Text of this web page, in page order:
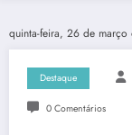
quinta-feira, 26 de
Destaque
0 Comentários